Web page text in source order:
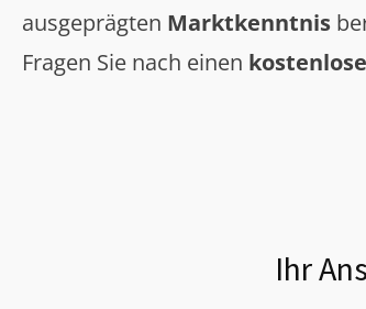
ausgeprägten Marktkenntnis
Fragen Sie nach einen
Ihr